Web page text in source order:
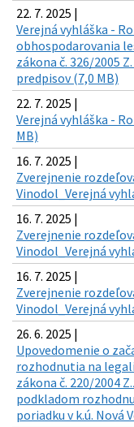
22. 7. 2025 |
Verejná vyhláška -
obhospodarovania
zákona č. 326/2005
predpisov (7,0 MB)
22. 7. 2025 |
Verejná vyhláška -
MB)
16. 7. 2025 |
Zverejnenie
Vinodol_Verejná
16. 7. 2025 |
Zverejnenie
Vinodol_Verejná
16. 7. 2025 |
Zverejnenie
Vinodol_Verejná
26. 6. 2025 |
Upovedomenie o
rozhodnutia na
zákona č. 220/2004
podkladom
poriadku v k.ú. Nová